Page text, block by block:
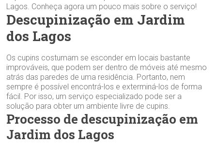
Lagos. Conheça agora um pouco mais sobre o serviço!
Descupinização em Jardim
dos Lagos
Os cupins costumam se esconder em locais bastante
improváveis, que podem ser dentro de móveis até mesmo
atrás das paredes de uma residência. Portanto, nem
sempre é possível encontrá-los e exterminá-los de forma
fácil. Por isso, um serviço especializado pode ser a
solução para obter um ambiente livre de cupins.
Processo de descupinização em
Jardim dos Lagos